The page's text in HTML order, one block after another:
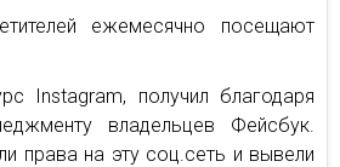
ежемесячно посещают
Instagram, получил благодаря
владельцев Фейсбук.
права на эту соц.сеть и вывели